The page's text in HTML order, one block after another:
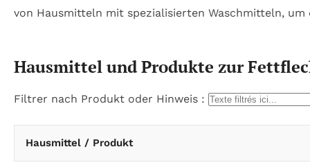
von Hausmitteln mit spezialisierten Waschmitteln, um
Hausmittel und Produkte zur
Filtrer nach Produkt oder Hinweis :
Hausmittel / Produkt